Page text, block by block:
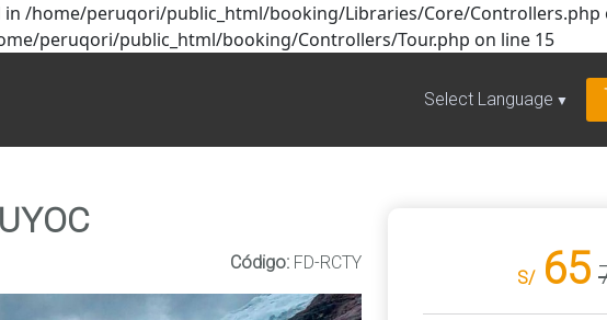
/home/peruqori/public_html/booking/Libraries/Core/Controllers.php
peruqori/public_html/booking/Controllers/Tour.php on line 15
Select Language ▼
Código: FD-RCTY
S/ 65